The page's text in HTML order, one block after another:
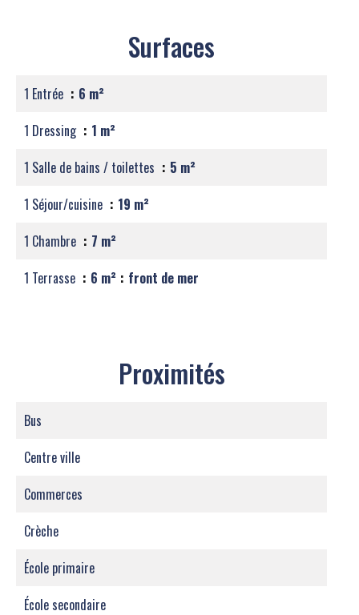
Surfaces
1 Entrée
6 m²
1 Dressing
1 m²
1 Salle de bains / toilettes
5 m²
1 Séjour/cuisine
19 m²
1 Chambre
7 m²
1 Terrasse
6 m² front de mer
Proximités
Bus
Centre ville
Commerces
Crèche
École primaire
École secondaire